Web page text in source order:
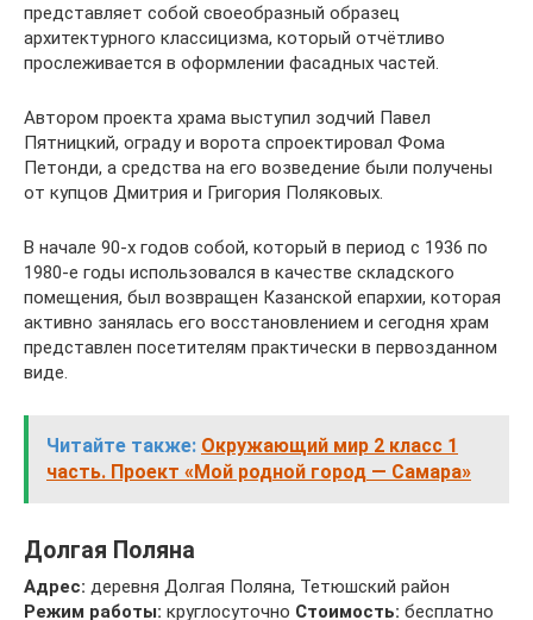
представляет собой своеобразный образец
архитектурного классицизма, который отчётливо
прослеживается в оформлении фасадных частей.
Автором проекта храма выступил зодчий Павел
Пятницкий, ограду и ворота спроектировал Фома
Петонди, а средства на его возведение были получены
от купцов Дмитрия и Григория Поляковых.
В начале 90-х годов собой, который в период с 1936 по
1980-е годы использовался в качестве складского
помещения, был возвращен Казанской епархии, которая
активно занялась его восстановлением и сегодня храм
представлен посетителям практически в первозданном
виде.
Читайте также: Окружающий мир 2 класс 1
часть. Проект «Мой родной город — Самара»
Долгая Поляна
Адрес: деревня Долгая Поляна, Тетюшский район
Режим работы: круглосуточно Стоимость: бесплатно